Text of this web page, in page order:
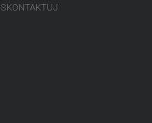
SKONTAKTUJ